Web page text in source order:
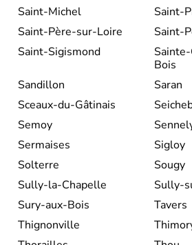
Saint-Michel
Saint-
Saint-Père-sur-Loire
Saint-
Saint-Sigismond
Bois
Sandillon
Saran
Sceaux-du-Gâtinais
Semoy
Sermaises
Sigloy
Solterre
Sougy
Sully-la-Chapelle
Sully-
Sury-aux-Bois
Tavers
Thignonville